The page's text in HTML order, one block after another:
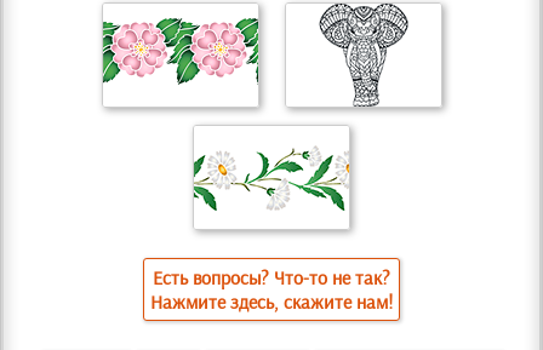
Есть вопросы? Что-то не так?
Нажмите здесь, скажите нам!